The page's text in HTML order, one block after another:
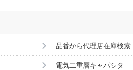
品番から代理店在庫検索
電気二重層キャパシタ